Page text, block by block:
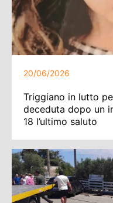
20/06/2026
Triggiano in lutto
deceduta dopo un
18 l’ultimo saluto